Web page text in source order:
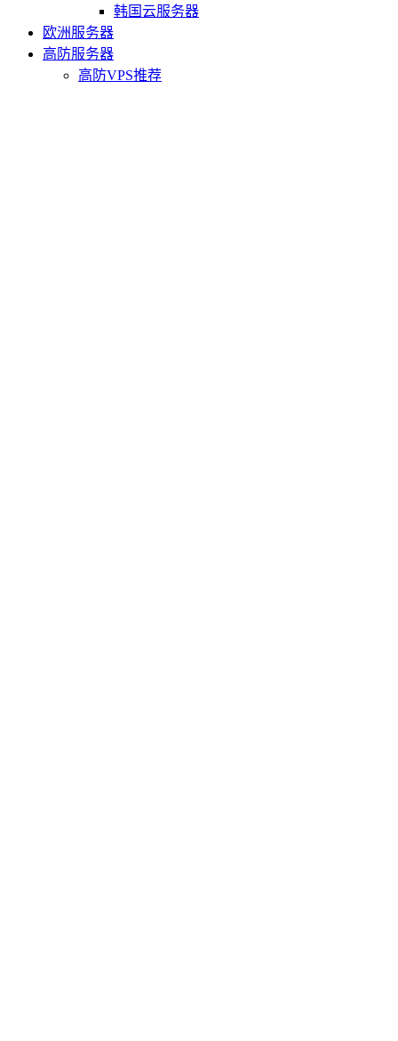
韩国云服务器
欧洲服务器
高防服务器
高防VPS推荐